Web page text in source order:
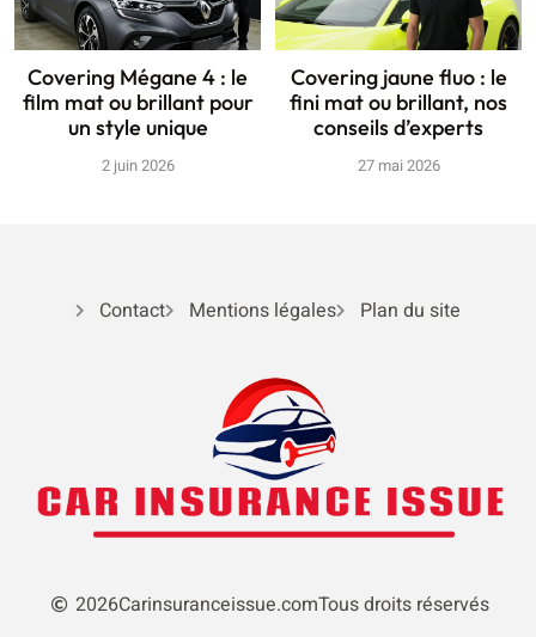
Covering Mégane 4 : le
film mat ou brillant pour
un style unique
2 juin 2026
Covering jaune fluo : le
fini mat ou brillant, nos
conseils d’experts
27 mai 2026
Contact Mentions légales Plan du site
2026Carinsuranceissue.comTous droits réservés